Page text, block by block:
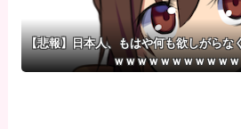
【悲報】日本人、もはや何も欲しがらな
ｗｗｗｗｗｗｗｗｗｗ